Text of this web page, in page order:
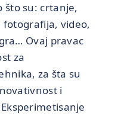
što su: crtanje,
fotografija, video,
Ovaj pravac
za
za šta su
i